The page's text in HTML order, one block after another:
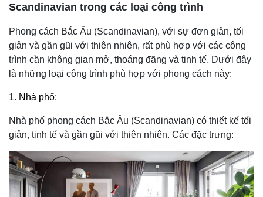
Scandinavian trong các loại công trình
Phong cách Bắc Âu (Scandinavian), với sự đơn giản, tối
giản và gần gũi với thiên nhiên, rất phù hợp với các công
trình cần không gian mở, thoáng đãng và tinh tế. Dưới đây
là những loại công trình phù hợp với phong cách này:
1. Nhà phố:
Nhà phố phong cách Bắc Âu (Scandinavian) có thiết kế tối
giản, tinh tế và gần gũi với thiên nhiên. Các đặc trưng: